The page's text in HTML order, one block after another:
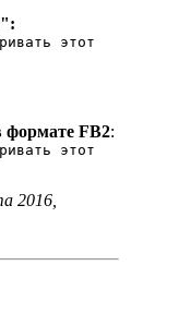
этот
FB2:
этот
2016,